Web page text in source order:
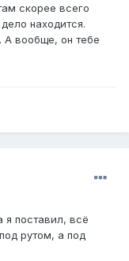
скорее всего
находится.
А вообще, он тебе
поставил, всё
рутом, а под